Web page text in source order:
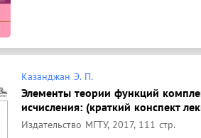
Казанджан Э. П.
Элементы теории функций
исчисления: (краткий конспект
Издательство МГТУ, 2017, 111 стр.